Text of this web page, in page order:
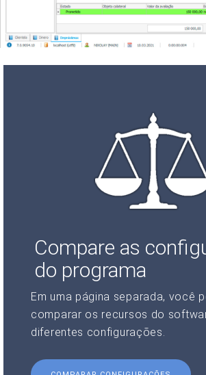
Compare as
do programa
Em uma página separada, você
comparar os recursos do
diferentes configurações.